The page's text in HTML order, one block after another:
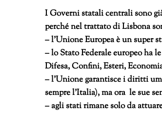
I Governi statali centrali sono
perché nel trattato di Lisbona
– l’Unione Europea è un super
– lo Stato Federale europeo ha
Difesa, Confini, Esteri,
– l’Unione garantisce i diritti
sempre l’Italia), ma ora le sue
– agli stati rimane solo da